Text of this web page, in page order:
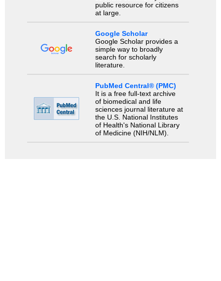
public resource for citizens
at large.
Google Scholar
Google Scholar provides a
simple way to broadly
search for scholarly
literature.
PubMed Central® (PMC)
It is a free full-text archive
of biomedical and life
sciences journal literature at
the U.S. National Institutes
of Health's National Library
of Medicine (NIH/NLM).